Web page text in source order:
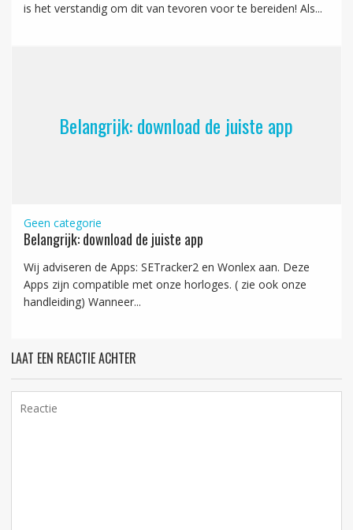
is het verstandig om dit van tevoren voor te bereiden! Als...
Belangrijk: download de juiste app
Geen categorie
Belangrijk: download de juiste app
Wij adviseren de Apps: SETracker2 en Wonlex aan. Deze
Apps zijn compatible met onze horloges. ( zie ook onze
handleiding) Wanneer...
LAAT EEN REACTIE ACHTER